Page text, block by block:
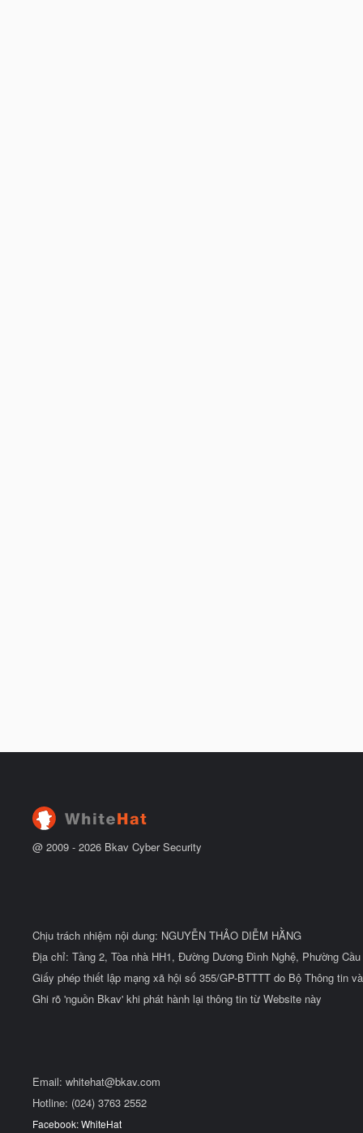
@ 2009 - 2026 Bkav Cyber Security
Chịu trách nhiệm nội dung: NGUYỄN THẢO DIỄM HẰNG
Địa chỉ: Tầng 2, Tòa nhà HH1, Đường Dương Đình Nghệ, Phường
Giấy phép thiết lập mạng xã hội số 355/GP-BTTTT do Bộ Thông tin
Ghi rõ 'nguồn Bkav' khi phát hành lại thông tin từ Website này
Email: whitehat@bkav.com
Hotline: (024) 3763 2552
Facebook: WhiteHat